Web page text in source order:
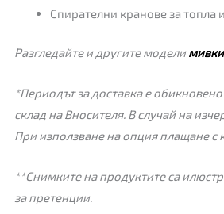
Спирателни кранове за топла
Разгледайте и другите модели
*Периодът за доставка е
склад на Вносителя. В случай на
При използване на опция плащане с
**Снимките на продуктите са
за претенции.